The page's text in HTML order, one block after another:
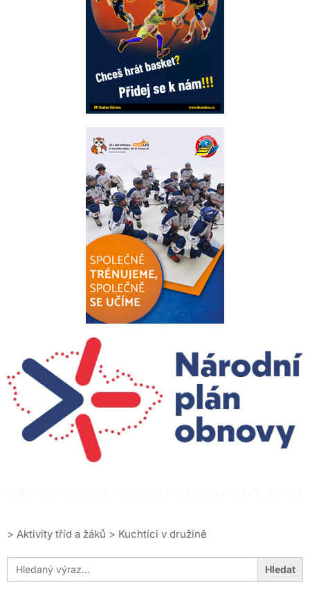
> Aktivity tříd a žáků > Kuchtíci v družině
Search
for: